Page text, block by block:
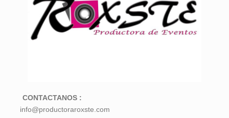
CONTACTANOS :
info@productoraroxste.com